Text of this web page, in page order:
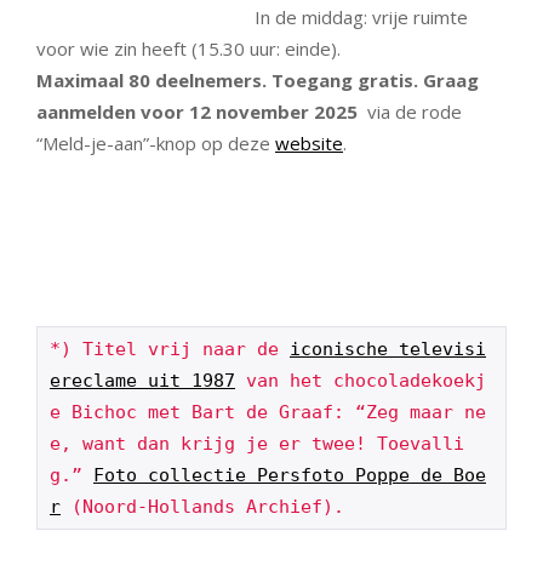
In de middag: vrije ruimte
voor wie zin heeft (15.30 uur: einde).
Maximaal 80 deelnemers. Toegang gratis. Graag
aanmelden voor 12 november 2025 via de rode
“Meld-je-aan”-knop op deze website.
*) Titel vrij naar de iconische televisi
ereclame uit 1987 van het chocoladekoekj
e Bichoc met Bart de Graaf: “Zeg maar ne
e, want dan krijg je er twee! Toevalli
g.” Foto collectie Persfoto Poppe de Boe
r (Noord-Hollands Archief).